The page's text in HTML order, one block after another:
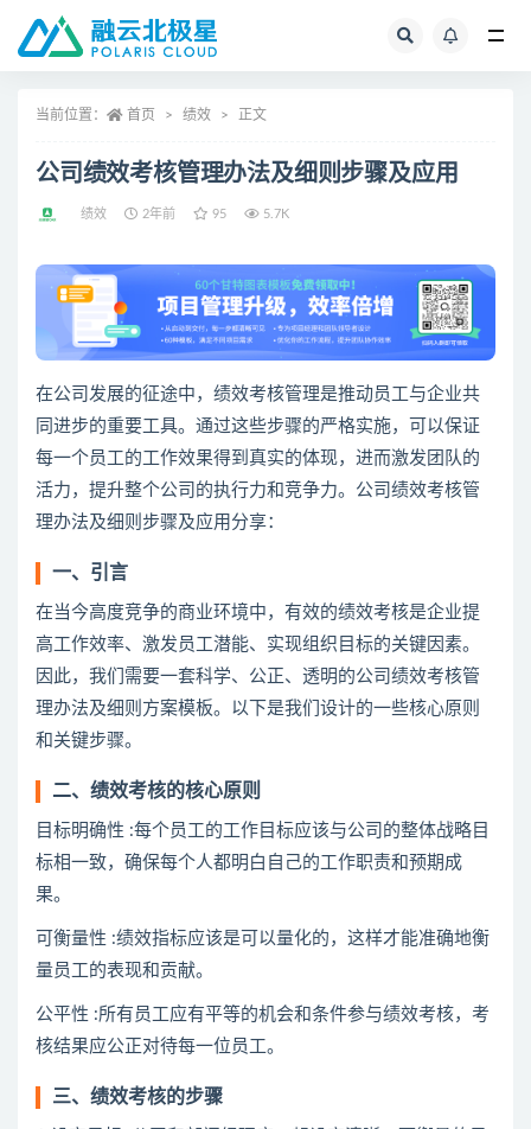
当前位置： 首页 绩效 正文
公司绩效考核管理办法及细则步骤及应用
绩效 2年前 95 5.7K
在公司发展的征途中，绩效考核管理是推动员工与企业共
同进步的重要工具。通过这些步骤的严格实施，可以保证
每一个员工的工作效果得到真实的体现，进而激发团队的
活力，提升整个公司的执行力和竞争力。公司绩效考核管
理办法及细则步骤及应用分享：
一、引言
在当今高度竞争的商业环境中，有效的绩效考核是企业提
高工作效率、激发员工潜能、实现组织目标的关键因素。
因此，我们需要一套科学、公正、透明的公司绩效考核管
理办法及细则方案模板。以下是我们设计的一些核心原则
和关键步骤。
二、绩效考核的核心原则
目标明确性 :每个员工的工作目标应该与公司的整体战略目
标相一致，确保每个人都明白自己的工作职责和预期成
果。
可衡量性 :绩效指标应该是可以量化的，这样才能准确地衡
量员工的表现和贡献。
公平性 :所有员工应有平等的机会和条件参与绩效考核，考
核结果应公正对待每一位员工。
三、绩效考核的步骤